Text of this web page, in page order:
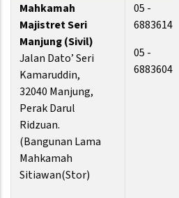
Mahkamah
Majistret Seri
Manjung(Sivil)
Jalan Dato’ Seri
Kamaruddin,
32040 Manjung,
Perak Darul
Ridzuan.
(Bangunan Lama
Mahkamah
Sitiawan(Stor)
05 -
6883614
05 -
6883604